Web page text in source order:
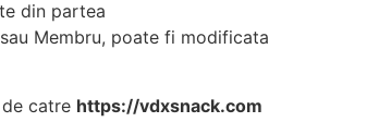
din partea
Membru, poate fi modificata
catre https://vdxsnack.com